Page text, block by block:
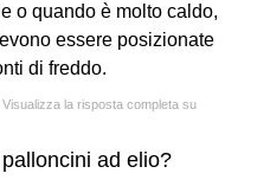
o quando è molto caldo,
essere posizionate
di freddo.
Visualizza la risposta completa su
ad elio?